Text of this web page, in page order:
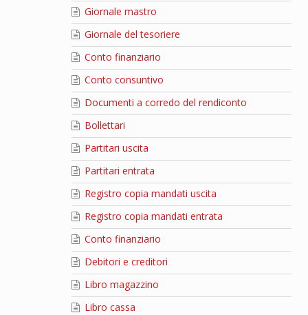
Giornale mastro
Giornale del tesoriere
Conto finanziario
Conto consuntivo
Documenti a corredo del rendiconto
Bollettari
Partitari uscita
Partitari entrata
Registro copia mandati uscita
Registro copia mandati entrata
Conto finanziario
Debitori e creditori
Libro magazzino
Libro cassa